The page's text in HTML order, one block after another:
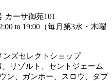
カーサ御苑101
to 19:00（毎月第3水・木曜
ンズセレクトショップ
リゾルト、セントジェーム
ン、ガンホー、スロウ、ダブ